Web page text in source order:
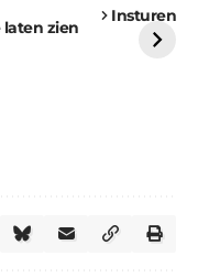
Insturen
zien